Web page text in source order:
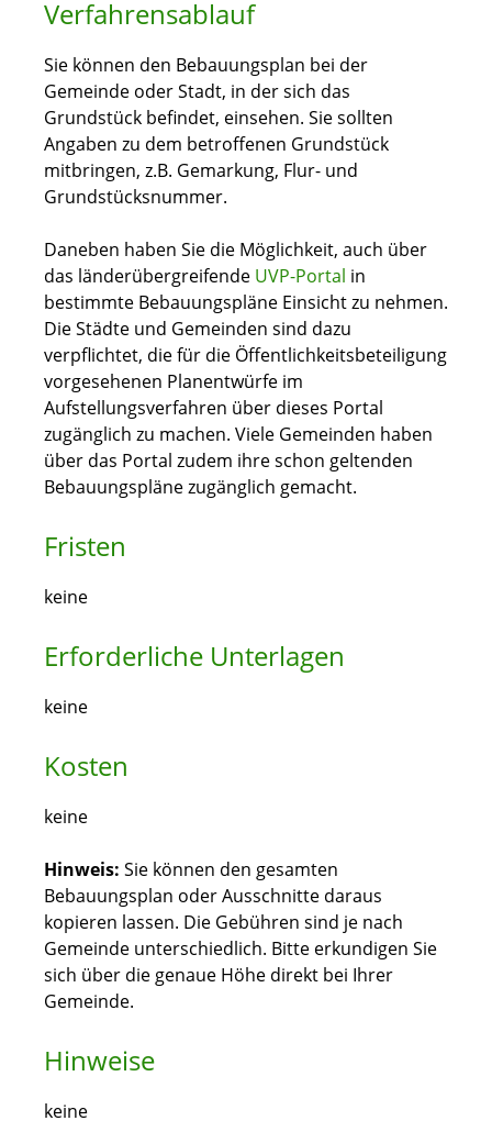
Verfahrensablauf
Sie können den Bebauungsplan bei der
Gemeinde oder Stadt, in der sich das
Grundstück befindet, einsehen. Sie sollten
Angaben zu dem betroffenen Grundstück
mitbringen, z.B. Gemarkung, Flur- und
Grundstücksnummer.
Daneben haben Sie die Möglichkeit, auch über
das länderübergreifende UVP-Portal in
bestimmte Bebauungspläne Einsicht zu nehmen.
Die Städte und Gemeinden sind dazu
verpflichtet, die für die Öffentlichkeitsbeteiligung
vorgesehenen Planentwürfe im
Aufstellungsverfahren über dieses Portal
zugänglich zu machen. Viele Gemeinden haben
über das Portal zudem ihre schon geltenden
Bebauungspläne zugänglich gemacht.
Fristen
keine
Erforderliche Unterlagen
keine
Kosten
keine
Hinweis: Sie können den gesamten
Bebauungsplan oder Ausschnitte daraus
kopieren lassen. Die Gebühren sind je nach
Gemeinde unterschiedlich. Bitte erkundigen Sie
sich über die genaue Höhe direkt bei Ihrer
Gemeinde.
Hinweise
keine